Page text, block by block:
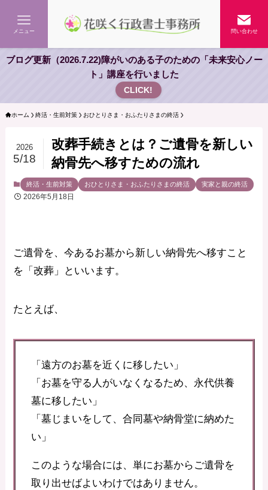
問い合わせ
メニュー
ブログ更新（2026.7.22)障がいのある子のための「未来安心ノー
ト」講座を行いました
CLICK!
ホーム 終活・生前対策 おひとりさま・おふたりさまの終活
改葬手続きとは？ご遺骨を新しい
納骨先へ移すための流れ
2026
5/18
終活・生前対策 おひとりさま・おふたりさまの終活 実家と親の終活
2026年5月18日
ご遺骨を、今あるお墓から新しい納骨先へ移すこと
を「改葬」といいます。
たとえば、
「遠方のお墓を近くに移したい」
「お墓を守る人がいなくなるため、永代供養
墓に移したい」
「墓じまいをして、合同墓や納骨堂に納めた
い」
このような場合には、単にお墓からご遺骨を
取り出せばよいわけではありません。